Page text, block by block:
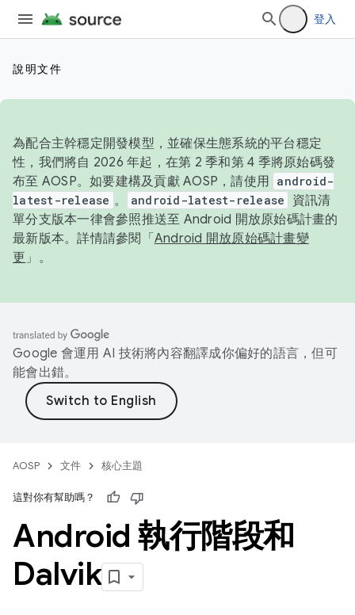
登入
說明文件
為配合主幹穩定開發模型，並確保生態系統的平台穩定
性，我們將自 2026 年起，在第 2 季和第 4 季將原始碼發
布至 AOSP。如要建構及貢獻 AOSP，請使用 android-
latest-release 。 android-latest-release
資訊清
單分支版本一律會參照推送至 Android 開放原始碼計畫的
最新版本。詳情請參閱「 Android 開放原始碼計畫變
更 」。
Google 會運用 AI 技術將內容翻譯成你偏好的語言，但可
能會出錯。
AOSP 文件 核心主題
這對你有幫助嗎？
Android 執行階段和
Dalvik